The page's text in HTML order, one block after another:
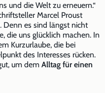
und die Welt zu erneuern.“
Marcel Proust
Denn es sind längst nicht
die uns glücklich machen. In
Kurzurlaube, die bei
des Interesses rücken.
um dem Alltag für einen